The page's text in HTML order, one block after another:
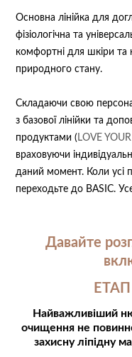
Основна лінійка для
фізіологічна та
комфортні для шкіри та
природного стану.
Складаючи свою
з базової лінійки та
продуктами ( LOVE
враховуючи
даний момент. Коли усі
переходьте до BASIC.
Давайте
Найважливіший
очищення не
захисну ліпідну